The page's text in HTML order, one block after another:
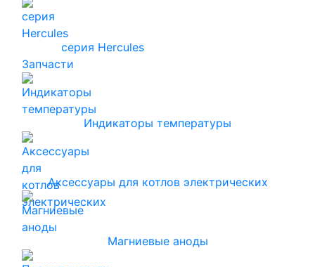
серия Hercules
Запчасти
Индикаторы температуры
Аксессуары для котлов электрических
Магниевые аноды